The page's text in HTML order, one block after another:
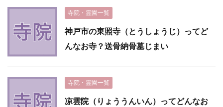
寺院・霊園一覧
神戸市の東照寺（とうしょうじ）ってど
んなお寺？送骨納骨墓じまい
寺院・霊園一覧
凉雲院（りょううんいん）ってどんなお